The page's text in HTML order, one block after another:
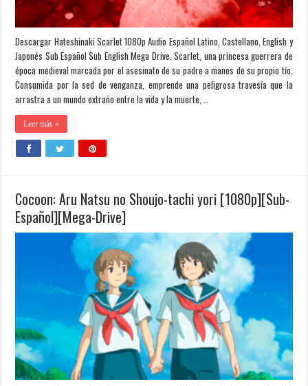
Descargar Hateshinaki Scarlet 1080p Audio Español Latino, Castellano, English y
Japonés Sub Español Sub English Mega Drive. Scarlet, una princesa guerrera de
época medieval marcada por el asesinato de su padre a manos de su propio tío.
Consumida por la sed de venganza, emprende una peligrosa travesía que la
arrastra a un mundo extraño entre la vida y la muerte, …
Leer más »
Cocoon: Aru Natsu no Shoujo-tachi yori [1080p][Sub-
Español][Mega-Drive]